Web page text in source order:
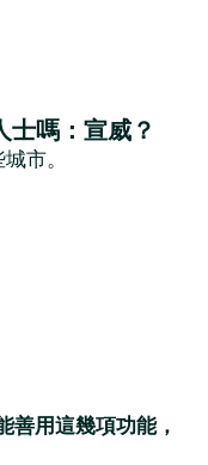
士嗎：宣威？
市。
善用這幾項功能，